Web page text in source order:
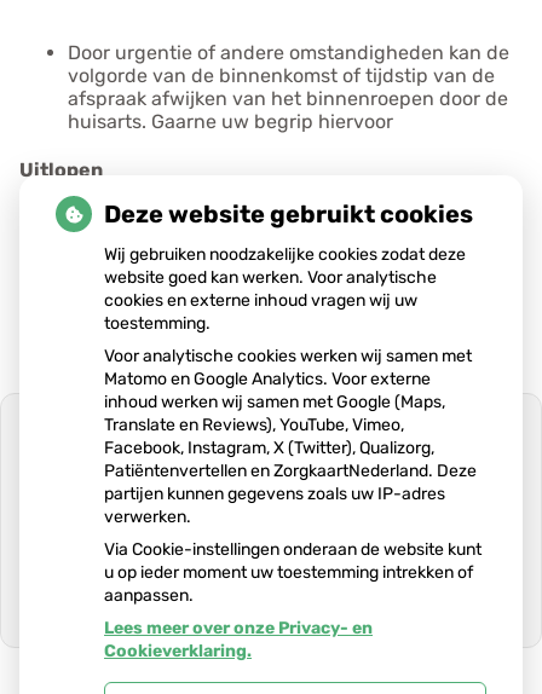
Door urgentie of andere omstandigheden kan de
volgorde van de binnenkomst of tijdstip van de
afspraak afwijken van het binnenroepen door de
huisarts. Gaarne uw begrip hiervoor
Uitlopen
De huisarts kan uitlopen door spoed in de praktijk,
spoedvisite of overleg met de specialisten, wat
niet kan wachten. U kunt hierover bij de
assistente informeren
U heeft geen toestemming gegeven
voorexterne inhoud
te zien.
Cookie-instellingen wijzigen
het
Deze website gebruikt cookies
Wij gebruiken noodzakelijke cookies zodat deze
website goed kan werken. Voor analytische
cookies en externe inhoud vragen wij uw
toestemming.
Voor analytische cookies werken wij samen met
Matomo en Google Analytics. Voor externe
inhoud werken wij samen met Google (Maps,
Translate en Reviews), YouTube, Vimeo,
Facebook, Instagram, X (Twitter), Qualizorg,
Patiëntenvertellen en ZorgkaartNederland. Deze
partijen kunnen gegevens zoals uw IP-adres
verwerken.
Via Cookie-instellingen onderaan de website kunt
u op ieder moment uw toestemming intrekken of
aanpassen.
Lees meer over onze Privacy- en
Cookieverklaring.